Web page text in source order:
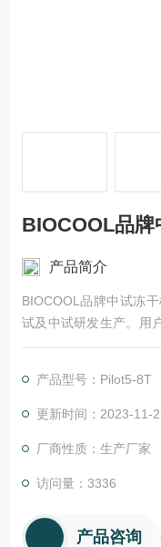
BIOCOOL品牌
产品简介
BIOCOOL品牌中试冻
试及中试研发生产。用
隔离。该系列机型工
产品型号：Pilot5-8T
更新时间：2023-11-
厂商性质：生产厂家
访问量：3336
产品咨询